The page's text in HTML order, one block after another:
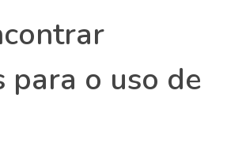
para o uso de